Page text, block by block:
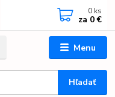
Menu
Hľadať
0 ks
za 0 €